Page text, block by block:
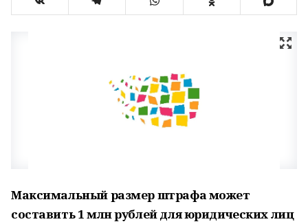
Максимальный размер штрафа может
составить 1 млн рублей для юридических лиц